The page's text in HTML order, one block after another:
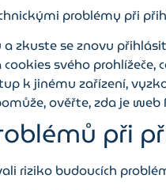
problémy při
zkuste se znovu
svého
k jinému zařízení,
ověřte, zda je
při
riziko budoucích